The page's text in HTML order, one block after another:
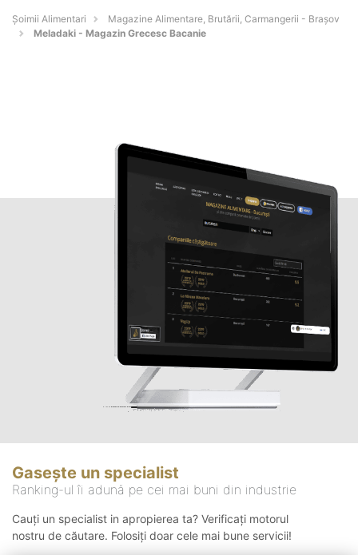
Şoimii Alimentari
Magazine Alimentare, Brutării, Carmangerii - Braşov
Meladaki - Magazin Grecesc Bacanie
Gasește un specialist
Ranking-ul îi adună pe cei mai buni din industrie
Cauți un specialist in apropierea ta? Verificați motorul
nostru de căutare. Folosiți doar cele mai bune servicii!